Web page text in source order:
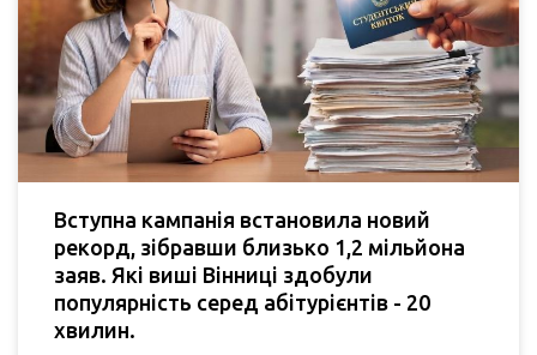
Вступна кампанія встановила новий
рекорд, зібравши близько 1,2 мільйона
заяв. Які виші Вінниці здобули
популярність серед абітурієнтів - 20
хвилин.